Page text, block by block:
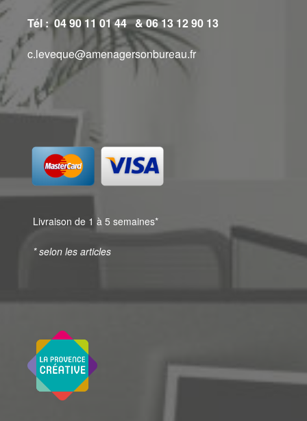
Tél : 04 90 11 01 44 & 06 13 12 90 13
c.leveque@amenagersonbureau.fr
Livraison de 1 à 5 semaines*
* selon les articles